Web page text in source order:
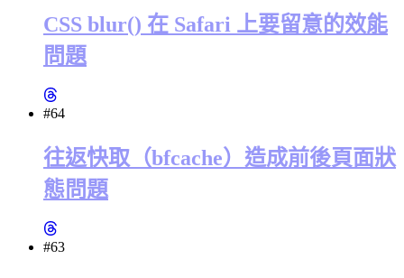
CSS blur() 在 Safari 上要留意的效能
問題
#64
往返快取（bfcache）造成前後頁面狀
態問題
#63